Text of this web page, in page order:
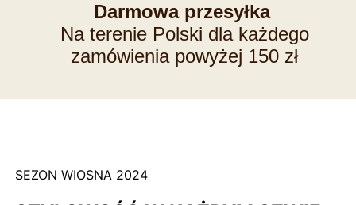
Darmowa przesyłka
Na terenie Polski dla każdego
zamówienia powyżej 150 zł
SEZON WIOSNA 2024